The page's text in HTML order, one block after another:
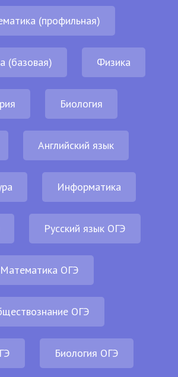
(профильная)
(базовая) Физика
Биология
Английский язык
Информатика
Русский язык ОГЭ
Математика ОГЭ
ОГЭ
Биология ОГЭ